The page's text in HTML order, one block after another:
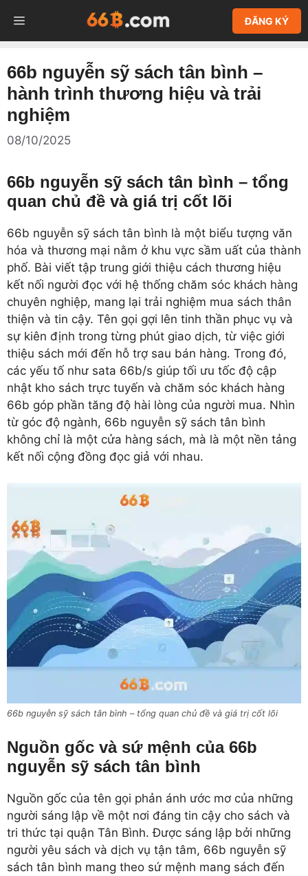
đến
nội
ĐĂNG KÝ
MENU
66b nguyễn sỹ sách tân bình –
hành trình thương hiệu và trải
nghiệm
08/10/2025
66b nguyễn sỹ sách tân bình – tổng
quan chủ đề và giá trị cốt lõi
66b nguyễn sỹ sách tân bình là một biểu tượng văn
hóa và thương mại nằm ở khu vực sầm uất của thành
phố. Bài viết tập trung giới thiệu cách thương hiệu
kết nối người đọc với hệ thống chăm sóc khách hàng
chuyên nghiệp, mang lại trải nghiệm mua sách thân
thiện và tin cậy. Tên gọi gợi lên tinh thần phục vụ và
sự kiên định trong từng phút giao dịch, từ việc giới
thiệu sách mới đến hỗ trợ sau bán hàng. Trong đó,
các yếu tố như sata 66b/s giúp tối ưu tốc độ cập
nhật kho sách trực tuyến và chăm sóc khách hàng
66b góp phần tăng độ hài lòng của người mua. Nhìn
từ góc độ ngành, 66b nguyễn sỹ sách tân bình
không chỉ là một cửa hàng sách, mà là một nền tảng
kết nối cộng đồng đọc giả với nhau.
66b nguyễn sỹ sách tân bình – tổng quan chủ đề và giá trị cốt lõi
Nguồn gốc và sứ mệnh của 66b
nguyễn sỹ sách tân bình
Nguồn gốc của tên gọi phản ánh ước mơ của những
người sáng lập về một nơi đáng tin cậy cho sách và
tri thức tại quận Tân Bình. Được sáng lập bởi những
người yêu sách và dịch vụ tận tâm, 66b nguyễn sỹ
sách tân bình mang theo sứ mệnh mang sách đến